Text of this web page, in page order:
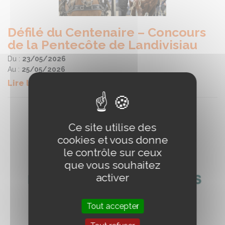
Défilé du Centenaire – Concours
de la Pentecôte de Landivisiau
Du : 23/05/2026
Au : 25/05/2026
Lire la suite
Ce site utilise des
cookies et vous donne
le contrôle sur ceux
que vous souhaitez
activer
Tout accepter